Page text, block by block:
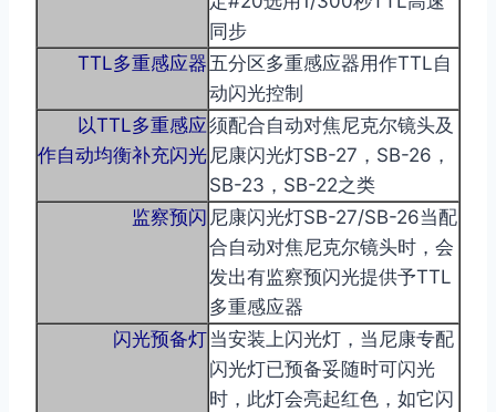
同步
TTL多重感应器 五分区多重感应器用作TTL自
动闪光控制
以TTL多重感应
作自动均衡补充闪光
须配合自动对焦尼克尔镜头及
尼康闪光灯SB-27，SB-26，
SB-23，SB-22之类
监察预闪 尼康闪光灯SB-27/SB-26当配
合自动对焦尼克尔镜头时，会
发出有监察预闪光提供予TTL
多重感应器
闪光预备灯当安装上闪光灯，当尼康专配
闪光灯已预备妥随时可闪光
时，此灯会亮起红色，如它闪